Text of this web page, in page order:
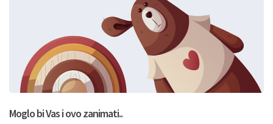
putem ovih web stranica u svrhu odgovora i daljnje
komunikacije na Vaš upit poslan kroz kontakt obrazac.
Radi se o dobrovoljnom davanju podataka te ovu
Izjavu niste dužni prihvatiti odnosno niste dužni unositi
svoje osobne podatke u jednu od prijavnih
formi/obrazaca dostupnih na ovim web stranicama.
BRO'N BRO d.o.o. će s Vašim osobnim podacima
postupati sukladno Općoj uredbi o zaštiti podataka
privatnosti i kolačića koju možete pročitati ovdje i
Moglo bi Vas i ovo zanimati..